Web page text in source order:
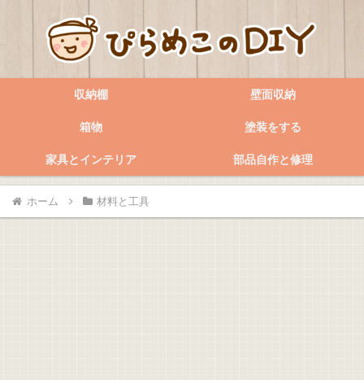
収納棚 壁面収納
箱物 塗装をする
家具とインテリア 部品自作と修理
ホーム 材料と工具